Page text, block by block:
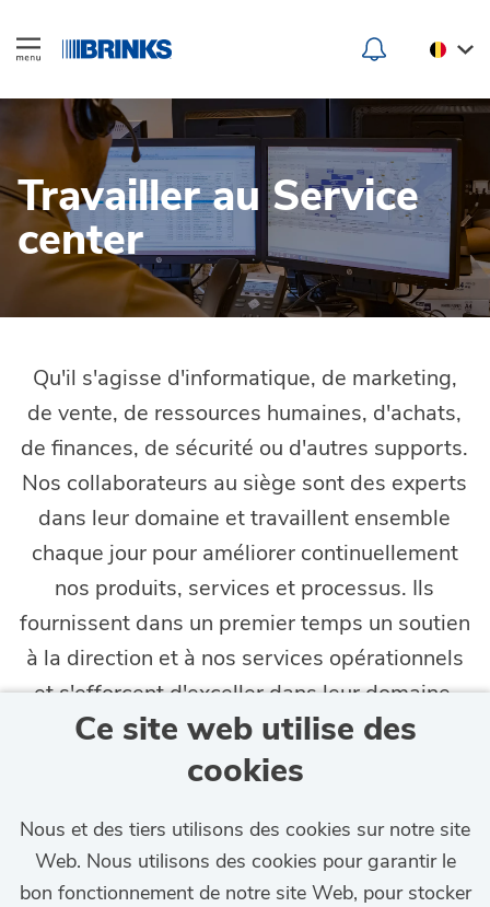
Ce site web utilise des
cookies
Nous et des tiers utilisons des cookies sur notre site
Web. Nous utilisons des cookies pour garantir le
bon fonctionnement de notre site Web, pour stocker
Travailler au Service
center
Qu'il s'agisse d'informatique, de marketing,
de vente, de ressources humaines, d'achats,
de finances, de sécurité ou d'autres supports.
Nos collaborateurs au siège sont des experts
dans leur domaine et travaillent ensemble
chaque jour pour améliorer continuellement
nos produits, services et processus. Ils
fournissent dans un premier temps un soutien
à la direction et à nos services opérationnels
et s'efforcent d'exceller dans leur domaine.